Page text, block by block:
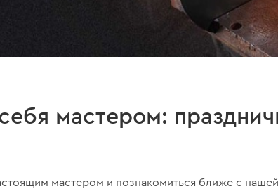
мастером:
мастером и познакомиться ближе с